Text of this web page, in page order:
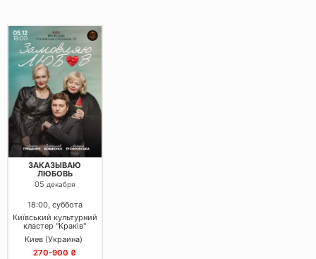
ЗАКАЗЫВАЮ
ЛЮБОВЬ
05 декабря
18:00, суббота
Київський культурний
кластер "Краків"
Киев (Украина)
270-900 ₴